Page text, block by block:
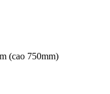
(cao 750mm)